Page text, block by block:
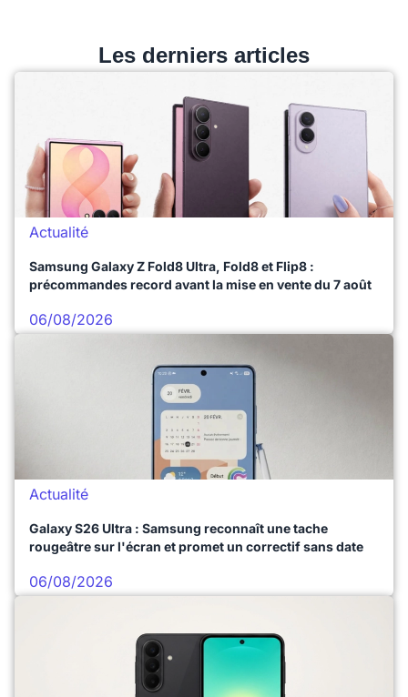
Les derniers articles
Actualité
Samsung Galaxy Z Fold8 Ultra, Fold8 et Flip8 :
précommandes record avant la mise en vente du 7 août
06/08/2026
Actualité
Galaxy S26 Ultra : Samsung reconnaît une tache
rougeâtre sur l'écran et promet un correctif sans date
06/08/2026